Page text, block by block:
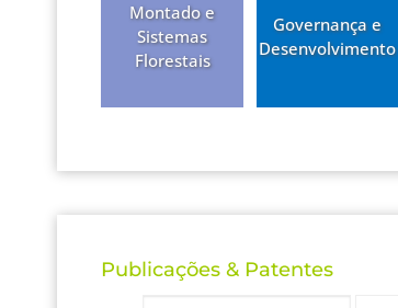
Montado e
Sistemas
Florestais
Governança e
Desenvolvimento
Publicações & Patentes